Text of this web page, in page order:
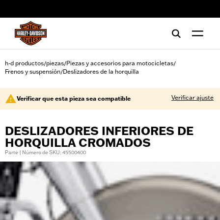
h-d productos/piezas/Piezas y accesorios para motocicletas/
Frenos y suspensión/Deslizadores de la horquilla
Verificar que esta pieza sea compatible Verificar ajuste
DESLIZADORES INFERIORES DE
HORQUILLA CROMADOS
Parte | Número de SKU: 45500400